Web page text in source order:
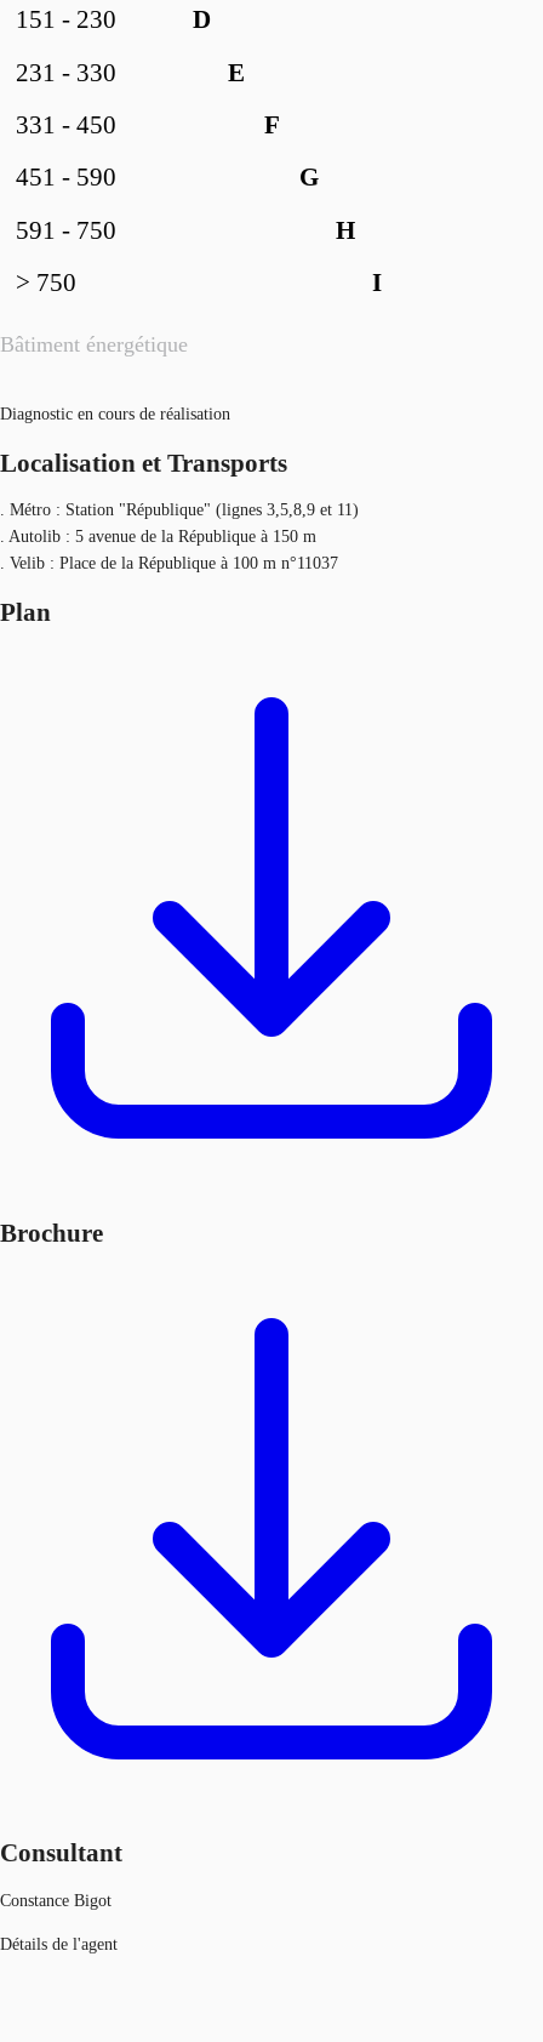
Bâtiment énergétique
D
151 - 230
E
231 - 330
F
331 - 450
G
451 - 590
H
591 - 750
I
> 750
Diagnostic en cours de réalisation
Localisation et Transports
. Métro : Station "République" (lignes 3,5,8,9 et 11)
. Autolib : 5 avenue de la République à 150 m
. Velib : Place de la République à 100 m n°11037
Plan
Brochure
Consultant
Constance Bigot
Détails de l'agent